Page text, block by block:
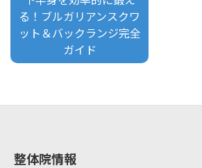
る！ブルガリアンスクワ
ット＆バックランジ完全
ガイド
整体院情報